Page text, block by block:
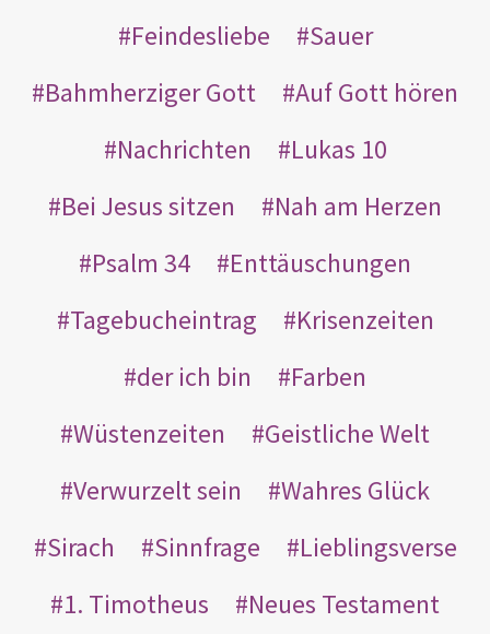
Feindesliebe
Sauer
Bahmherziger Gott
Auf Gott hören
Nachrichten
Lukas 10
Bei Jesus sitzen
Nah am Herzen
Psalm 34
Enttäuschungen
Tagebucheintrag
Krisenzeiten
der ich bin
Farben
Wüstenzeiten
Geistliche Welt
Verwurzelt sein
Wahres Glück
Sirach
Sinnfrage
Lieblingsverse
1. Timotheus
Neues Testament